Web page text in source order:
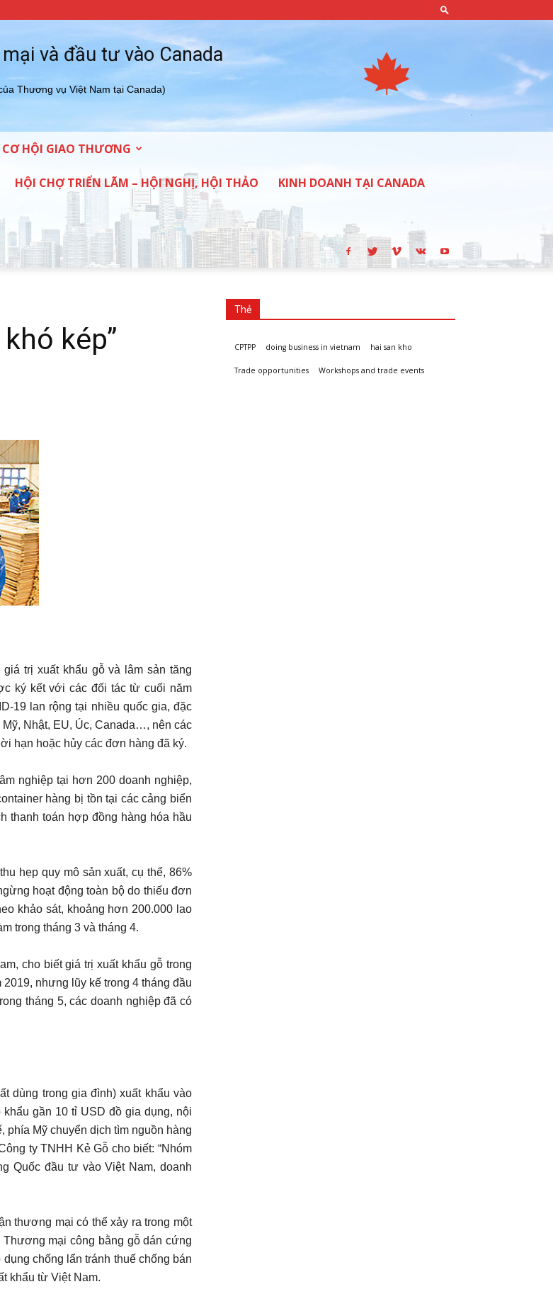
và đầu tư vào Canada
Thương vụ Việt Nam tại Canada)
CƠ HỘI GIAO THƯƠNG
HỘI CHỢ TRIỂN LÃM – HỘI NGHỊ, HỘI THẢO KINH DOANH TẠI CANADA
kép”
trị xuất khẩu gỗ và lâm sản tăng
ký kết với các đối tác từ cuối năm
19 lan rộng tại nhiều quốc gia, đặc
Nhật, EU, Úc, Canada…, nên các
hạn hoặc hủy các đơn hàng đã ký.
nghiệp tại hơn 200 doanh nghiệp,
hàng bị tồn tại các cảng biển
thanh toán hợp đồng hàng hóa hầu
hẹp quy mô sản xuất, cụ thể, 86%
hoạt động toàn bộ do thiếu đơn
khảo sát, khoảng hơn 200.000 lao
trong tháng 3 và tháng 4.
cho biết giá trị xuất khẩu gỗ trong
nhưng lũy kế trong 4 tháng đầu
tháng 5, các doanh nghiệp đã có
dùng trong gia đình) xuất khẩu vào
gần 10 tỉ USD đồ gia dụng, nội
Mỹ chuyển dịch tìm nguồn hàng
ty TNHH Kẻ Gỗ cho biết: “Nhóm
Quốc đầu tư vào Việt Nam, doanh
thương mại có thể xảy ra trong một
mại công bằng gỗ dán cứng
chống lẩn tránh thuế chống bán
khẩu từ Việt Nam.
Thẻ
CPTPP doing business in vietnam hai san kho
Trade opportunities Workshops and trade events